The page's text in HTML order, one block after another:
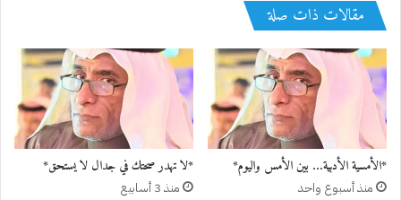
مقالات ذات صلة
*الأمسية الأدبية… بين الأمس واليوم*
منذ أسبوع واحد
*لا تهدر صحتك في جدال لا يستحق*
منذ 3 أسابيع